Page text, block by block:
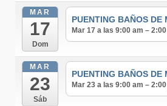
MAR
17
Dom
PUENTING BAÑOS DE
Mar 17 a las 9:00 am –
MAR
23
Sáb
PUENTING BAÑOS DE
Mar 23 a las 9:00 am –